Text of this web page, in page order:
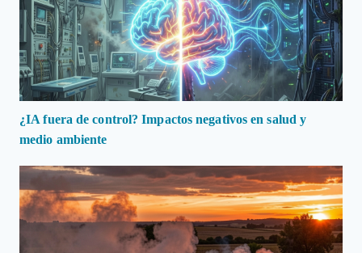
¿IA fuera de control? Impactos negativos en salud y
medio ambiente